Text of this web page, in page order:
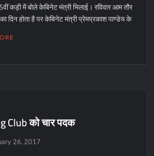
कड़ी में बोले केबिनेट मंत्री भिलाई। रविवार आम तौर
दिन होता है पर केबिनेट मंत्री प्रेमप्रकाश पाण्डेय के
Club को चार पदक
26, 2017